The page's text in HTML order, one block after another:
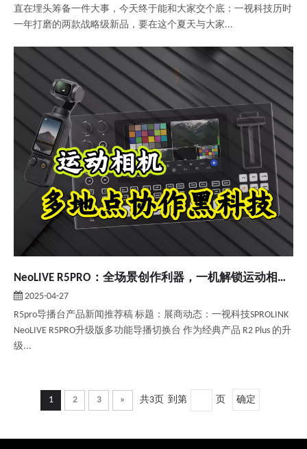
直在埋头筹备一件大事，今天终于能和大家交个底：一视科技历时
一年打磨的两款战略级新品，要在这个夏天与大家...
NeoLIVE R5PRO：全场景创作利器，一机解锁运动相机+异地画面本地直播
2025-04-27
R5pro导播台产品新闻推荐稿 标题：展商动态：一视科技SPROLINK
NeoLIVE R5PRO升级版多功能导播切换台 作为经典产品 R2 Plus 的升
级...
1 2 3 » 共3页 到第 页 确定